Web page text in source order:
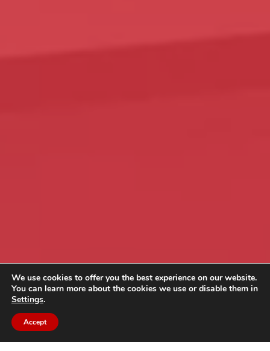
We use cookies to offer you the best experience on our website.
You can learn more about the cookies we use or disable them in
Settings.
Accept